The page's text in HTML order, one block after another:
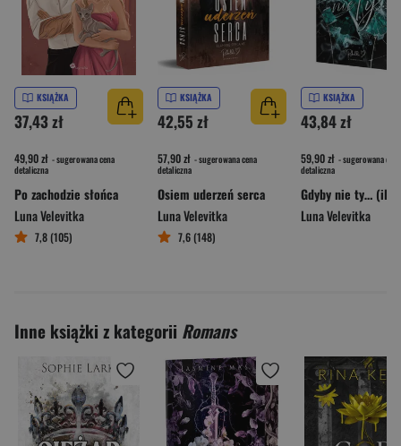
KSIĄŻKA
37,43 zł
49,90 zł - sugerowana cena
detaliczna
Po zachodzie słońca
Luna Velevitka
7,8 (105)
KSIĄŻKA
42,55 zł
57,90 zł - sugerowana cena
detaliczna
Osiem uderzeń serca
Luna Velevitka
7,6 (148)
KSIĄŻKA
43,84 zł
59,90 zł - sugerowana cena
detaliczna
Luna Velevitka
Inne książki z kategorii Romans